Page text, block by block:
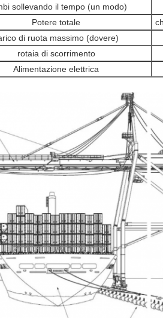
sollevando il tempo (un modo)
Potere totale
di ruota massimo (dovere)
rotaia di scorrimento
Alimentazione elettrica